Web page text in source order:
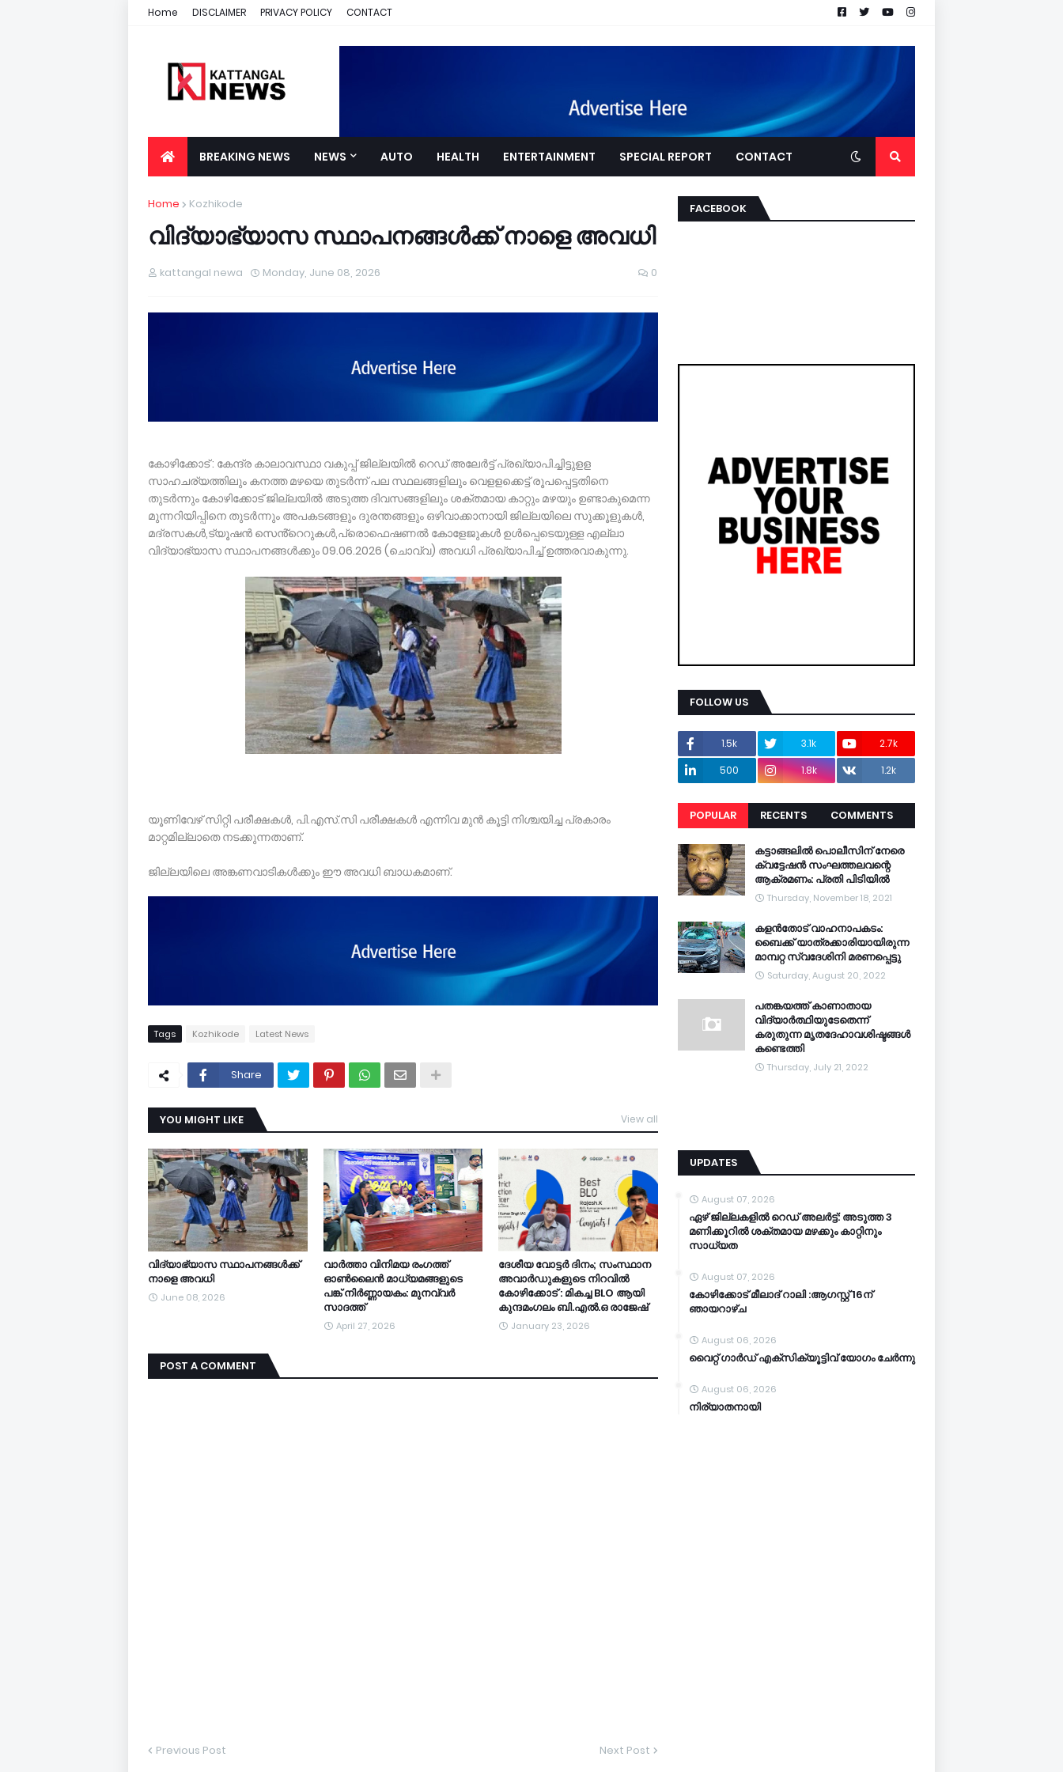
Home DISCLAIMER PRIVACY POLICY CONTACT
BREAKING NEWS NEWS AUTO HEALTH ENTERTAINMENT SPECIAL REPORT CONTACT
Home Kozhikode
വിദ്യാഭ്യാസ സ്ഥാപനങ്ങൾക്ക് നാളെ അവധി
kattangal newa Monday, June 08, 2026 0
കോഴിക്കോട് : കേന്ദ്ര കാലാവസ്ഥാ വകുപ്പ് ജില്ലയിൽ റെഡ് അലേർട്ട് പ്രഖ്യാപിച്ചിട്ടുളള
സാഹചര്യത്തിലും കനത്ത മഴയെ തുടർന്ന് പല സ്ഥലങ്ങളിലും വെളളക്കെട്ട് രൂപപ്പെട്ടതിനെ
തുടർന്നും കോഴിക്കോട് ജില്ലയിൽ അടുത്ത ദിവസങ്ങളിലും ശക്തമായ കാറ്റും മഴയും ഉണ്ടാകുമെന്ന
മുന്നറിയിപ്പിനെ തുടർന്നും അപകടങ്ങളും ദുരന്തങ്ങളും ഒഴിവാക്കാനായി ജില്ലയിലെ സുക്കൂളുകൾ,
മദ്രസകൾ,ട്യൂഷൻ സെൻ്റെറുകൾ,പ്രൊഫെഷണൽ കോളേജുകൾ ഉൾപ്പെടെയുള്ള എല്ലാ
വിദ്യാഭ്യാസ സ്ഥാപനങ്ങൾക്കും 09.06.2026 (ചൊവ്വ) അവധി പ്രഖ്യാപിച്ച് ഉത്തരവാകുന്നു.
യൂണിവേഴ് സിറ്റി പരീക്ഷകൾ, പി.എസ്.സി പരീക്ഷകൾ എന്നിവ മുൻ കൂട്ടി നിശ്ചയിച്ച പ്രകാരം
മാറ്റമില്ലാതെ നടക്കുന്നതാണ്.
ജില്ലയിലെ അങ്കണവാടികൾക്കും ഈ അവധി ബാധകമാണ്.
Tags Kozhikode Latest News
Share
YOU MIGHT LIKE View all
വിദ്യാഭ്യാസ സ്ഥാപനങ്ങൾക്ക്
നാളെ അവധി
June 08, 2026
വാർത്താ വിനിമയ രംഗത്ത്
ഓൺലൈൻ മാധ്യമങ്ങളുടെ
പങ്ക് നിർണ്ണായകം: മുനവ്വർ
സാദത്ത്
April 27, 2026
ദേശീയ വോട്ടർ ദിനം; സംസ്ഥാന
അവാർഡുകളുടെ നിറവിൽ
കോഴിക്കോട് : മികച്ച BLO ആയി
കുന്ദമംഗലം ബി.എൽ.ഒ രാജേഷ്
January 23, 2026
POST A COMMENT
Previous Post Next Post
FACEBOOK
FOLLOW US
1.5k 3.1k
2.7k
500
1.8k 1.2k
POPULAR RECENTS
COMMENTS
RECENTS
കട്ടാങ്ങലിൽ പൊലീസിന് നേരെ
ക്വട്ടേഷൻ സംഘത്തലവന്റെ
ആക്രമണം: പ്രതി പിടിയിൽ
Thursday, November 18, 2021
കളൻതോട് വാഹനാപകടം:
ബൈക്ക് യാത്രക്കാരിയായിരുന്ന
മാമ്പറ്റ സ്വദേശിനി മരണപ്പെട്ടു
Saturday, August 20, 2022
പതങ്കയത്ത് കാണാതായ
വിദ്യാർത്ഥിയുടേതെന്ന്
കരുതുന്ന മൃതദേഹാവശിഷ്ടങ്ങൾ
കണ്ടെത്തി
Thursday, July 21, 2022
UPDATES
August 07, 2026
ഏഴ് ജില്ലകളില്‍ റെഡ് അലര്‍ട്ട്: അടുത്ത 3
മണിക്കൂറിൽ ശക്തമായ മഴക്കും കാറ്റിനും
സാധ്യത
August 07, 2026
കോഴിക്കോട് മീലാദ് റാലി :ആഗസ്റ്റ് 16ന്
ഞായറാഴ്ച
August 06, 2026
വൈറ്റ് ഗാർഡ് എക്സിക്യൂട്ടിവ് യോഗം ചേർന്നു
August 06, 2026
നിര്യാതനായി